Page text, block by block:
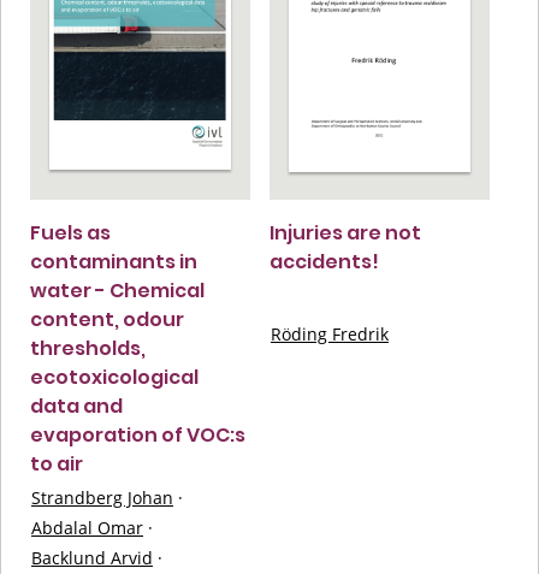
Fuels as
contaminants in
water - Chemical
content, odour
thresholds,
ecotoxicological
data and
evaporation of VOC:s
to air
Strandberg Johan ·
Abdalal Omar ·
Backlund Arvid ·
Injuries are not
accidents!
Röding Fredrik